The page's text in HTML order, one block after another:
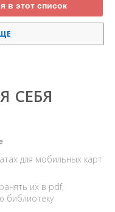
в этот список
СЕБЯ
для мобильных карт
их в pdf,
библиотеку